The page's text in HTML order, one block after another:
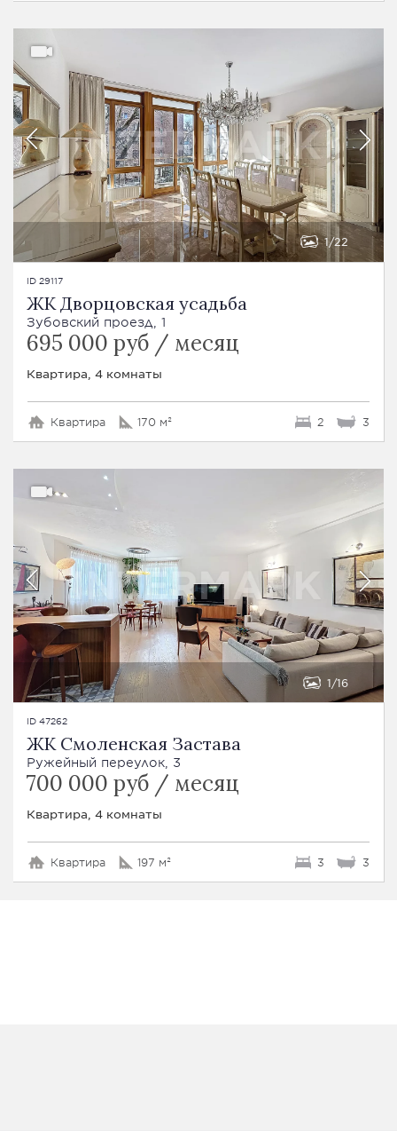
1 22
ID 29117
ЖК Дворцовская усадьба
Зубовский проезд, 1
695 000 руб / месяц
Квартира, 4 комнаты
Квартира 170 м² 2 3
1 16
ID 47262
ЖК Смоленская Застава
Ружейный переулок, 3
700 000 руб / месяц
Квартира, 4 комнаты
Квартира 197 м² 3 3